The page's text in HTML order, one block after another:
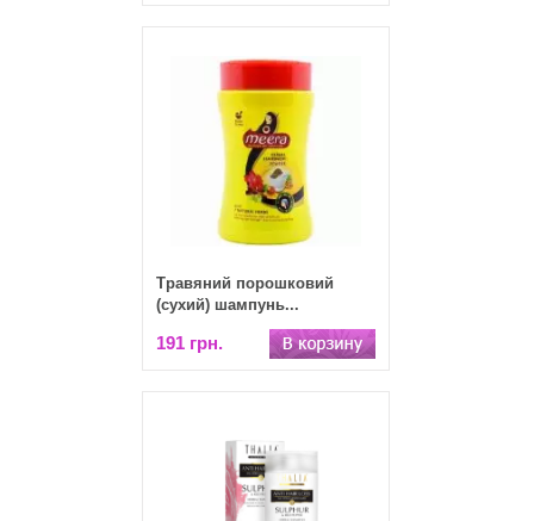
Травяний порошковий
(сухий) шампунь...
191 грн.